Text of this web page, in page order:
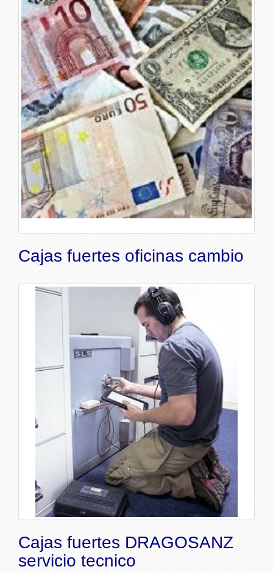
Cajas fuertes oficinas cambio
Cajas fuertes DRAGOSANZ
servicio tecnico